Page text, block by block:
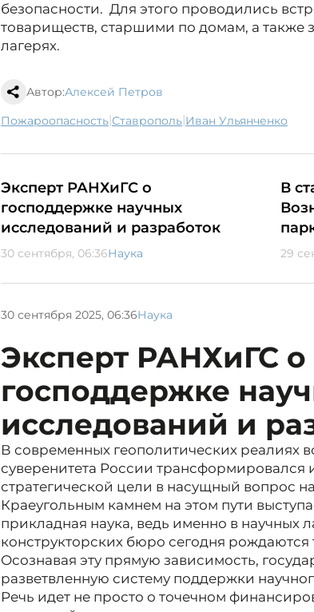
безопасности. Для этого проводились
товариществ, старшими по домам, а также
лагерях.
Автор:Алексей Петров
пожароопасность| Ставрополь| Иван Ульянченко
Эксперт РАНХиГС о
господдержке научных
исследований и разработок
30 сентября, 06:36Наука
В
29
30 сентября 2025, 06:36Наука
Эксперт РАНХиГС о
господдержке
исследований и
В современных геополитических реалиях
суверенитета России трансформировался
стратегической цели в насущный вопрос
Краеугольным камнем на этом пути
прикладная наука, ведь именно в научных
конструкторских бюро сегодня рождаются
Осознавая эту прямую зависимость,
разветвленную систему поддержки
Речь идет не просто о точечном